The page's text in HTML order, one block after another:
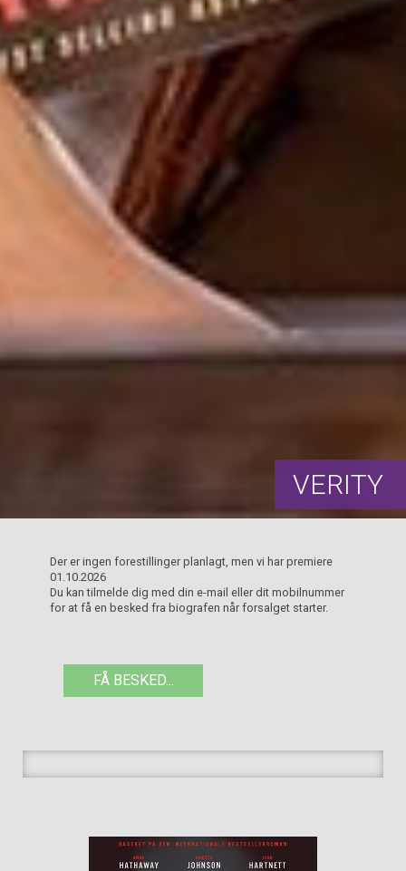
VERITY
Der er ingen forestillinger planlagt, men vi har premiere
01.10.2026
Du kan tilmelde dig med din e-mail eller dit mobilnummer
for at få en besked fra biografen når forsalget starter.
FÅ BESKED...